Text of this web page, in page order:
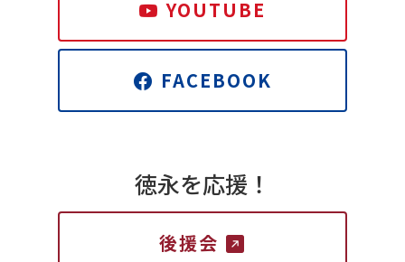
YOUTUBE
FACEBOOK
徳永を応援！
後援会